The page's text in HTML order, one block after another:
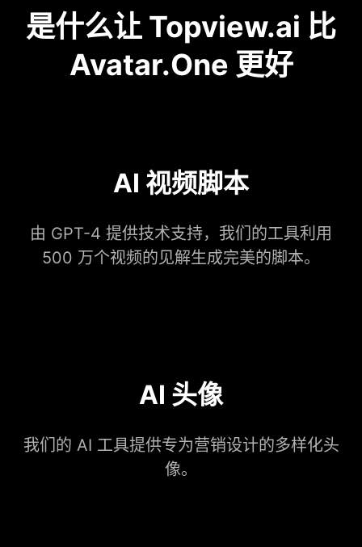
是什么让 Topview.ai 比
Avatar.One 更好
AI 视频脚本
由 GPT-4 提供技术支持，我们的工具利用
500 万个视频的见解生成完美的脚本。
AI 头像
我们的 AI 工具提供专为营销设计的多样化头
像。